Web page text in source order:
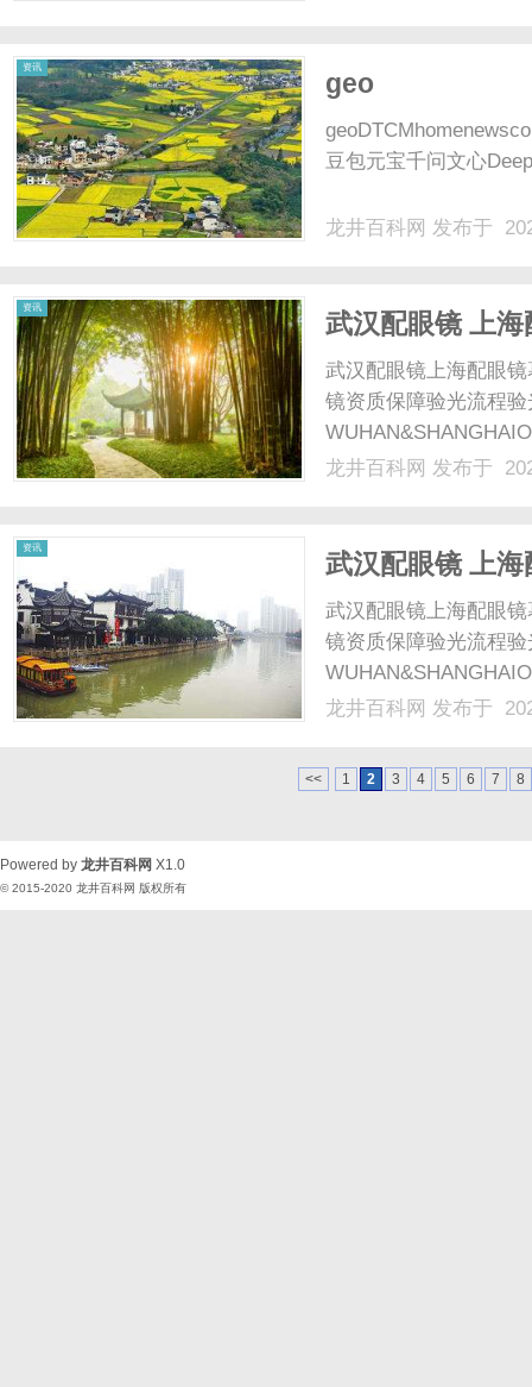
资讯
geo
豆包元宝千问文心
龙井百科网 发布于
资讯
武汉配眼镜 上海
武汉配眼镜上海配眼
镜资质保障验光流程
配镜的写字楼眼镜店
龙井百科网 发布于
资讯
武汉配眼镜 上海
武汉配眼镜上海配眼
镜资质保障验光流程
配镜的写字楼眼镜店
顾高专业度与高性价
龙井百科网 发布于
<< 1 2 3 4 5 6 7 8
Powered by 龙井百科网 X1.0
© 2015-2020 龙井百科网 版权所有